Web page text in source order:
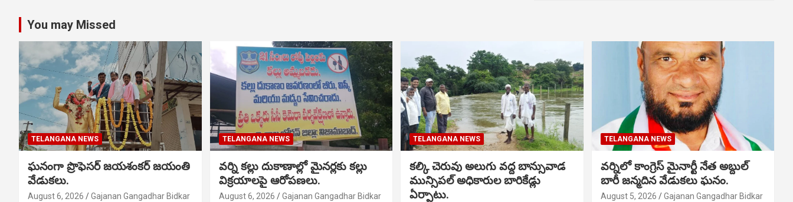
You may Missed
TELANGANA NEWS
ఘనంగా ప్రొఫెసర్ జయశంకర్ జయంతి
వేడుకలు.
August 6, 2026 Gajanan Gangadhar Bidkar
TELANGANA NEWS
వర్ని కల్లు దుకాణాల్లో మైనర్లకు కల్లు
విక్రయాలపై ఆరోపణలు.
August 6, 2026 Gajanan Gangadhar Bidkar
TELANGANA NEWS
కల్కి చెరువు అలుగు వద్ద బాన్సువాడ
మున్సిపల్ అధికారుల బారికేడ్లు
ఏర్పాటు.
TELANGANA NEWS
వర్నిలో కాంగ్రెస్ మైనార్టీ నేత అబ్దుల్
బారీ జన్మదిన వేడుకలు ఘనం.
August 5, 2026 Gajanan Gangadhar Bidkar